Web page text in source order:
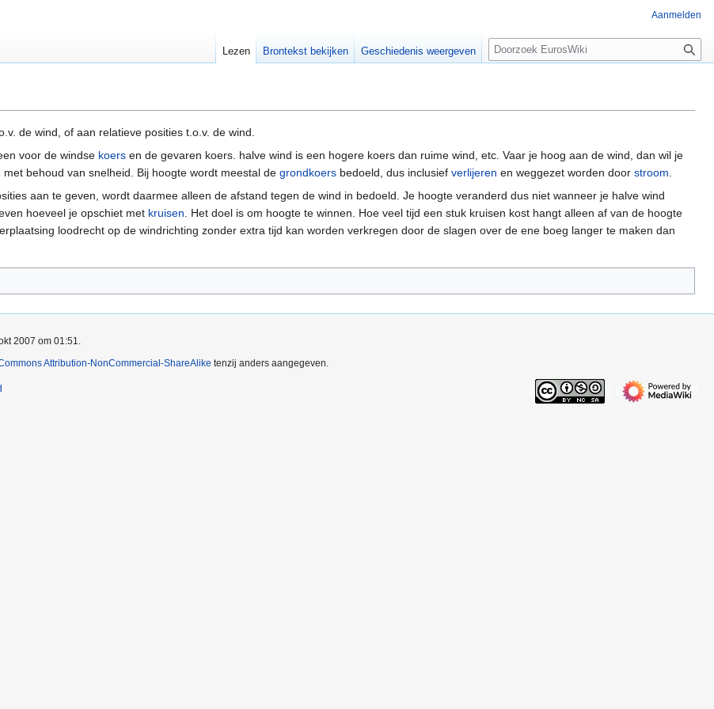
de wind, of aan relatieve posities t.o.v. de wind.
voor de windse koers en de gevaren koers. halve wind is een hogere koers dan ruime wind, etc. Vaar je hoog aan de wind, dan wil je
behoud van snelheid. Bij hoogte wordt meestal de grondkoers bedoeld, dus inclusief verlijeren en weggezet worden door stroom.
aan te geven, wordt daarmee alleen de afstand tegen de wind in bedoeld. Je hoogte veranderd dus niet wanneer je halve wind
hoeveel je opschiet met kruisen. Het doel is om hoogte te winnen. Hoe veel tijd een stuk kruisen kost hangt alleen af van de hoogte
loodrecht op de windrichting zonder extra tijd kan worden verkregen door de slagen over de ene boeg langer te maken dan
Aanmelden
Lezen Brontekst bekijken Geschiedenis weergeven
Z
o
e
2007 om 01:51.
Attribution-NonCommercial-ShareAlike tenzij anders aangegeven.